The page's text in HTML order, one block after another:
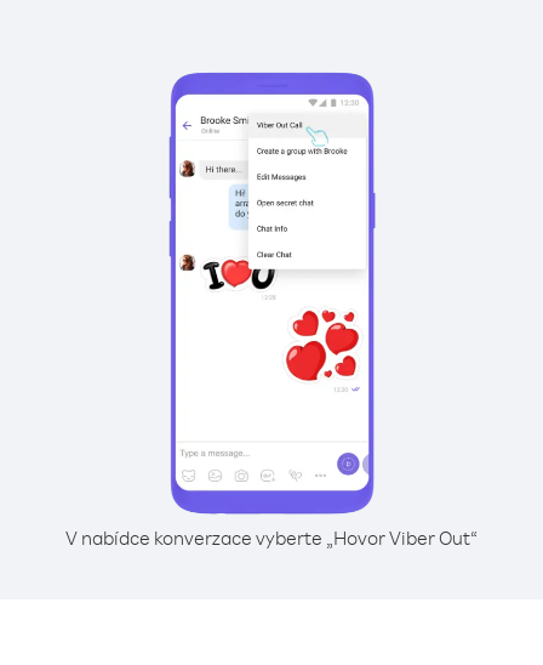
V nabídce konverzace vyberte „Hovor Viber Out“